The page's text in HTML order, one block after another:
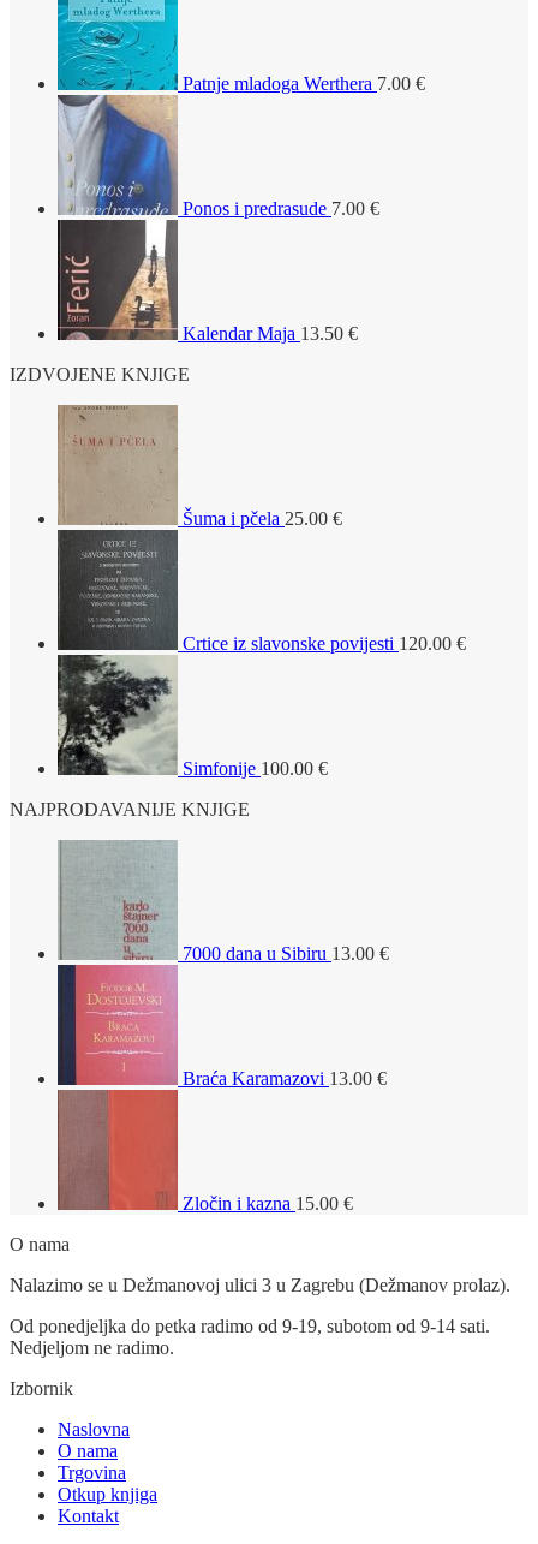
Patnje mladoga Werthera 7.00 €
Ponos i predrasude 7.00 €
Kalendar Maja 13.50 €
IZDVOJENE KNJIGE
Šuma i pčela 25.00 €
Crtice iz slavonske povijesti 120.00 €
Simfonije 100.00 €
NAJPRODAVANIJE KNJIGE
7000 dana u Sibiru 13.00 €
Braća Karamazovi 13.00 €
Zločin i kazna 15.00 €
O nama
Nalazimo se u Dežmanovoj ulici 3 u Zagrebu (Dežmanov prolaz).
Od ponedjeljka do petka radimo od 9-19, subotom od 9-14 sati.
Nedjeljom ne radimo.
Izbornik
Naslovna
O nama
Trgovina
Otkup knjiga
Kontakt